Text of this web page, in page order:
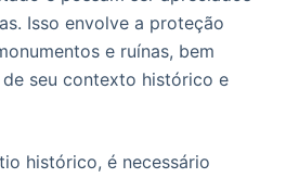
Isso envolve a proteção
e ruínas, bem
seu contexto histórico e
histórico, é necessário